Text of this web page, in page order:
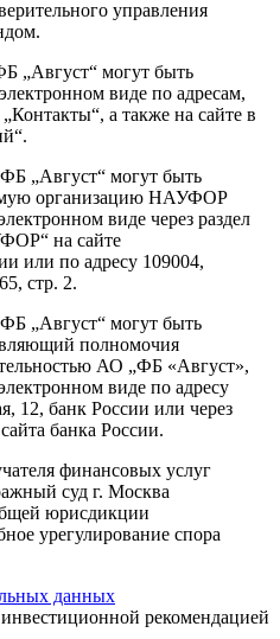
управления
„Август“ могут быть
виде по адресам,
а также на сайте в
„Август“ могут быть
организацию НАУФОР
виде через раздел
на сайте
или по адресу 109004,
стр. 2.
„Август“ могут быть
полномочия
АО „ФБ «Август»,
виде по адресу
12, банк России или через
банка России.
финансовых услуг
суд г. Москва
юрисдикции
урегулирование спора
данных
рекомендацией